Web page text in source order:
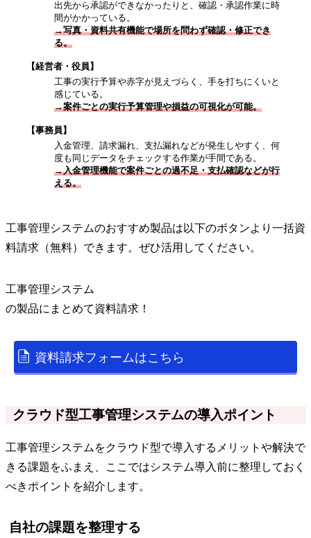
出先から承認ができなかったりと、確認・承認作業に時
間がかかっている。
→写真・資料共有機能で場所を問わず確認・修正でき
る。
【経営者・役員】
工事の実行予算や赤字が見えづらく、手を打ちにくいと
感じている。
→案件ごとの実行予算管理や損益の可視化が可能。
【事務員】
入金管理、請求漏れ、支払漏れなどが発生しやすく、何
度も同じデータをチェックする作業が手間である。
→入金管理機能で案件ごとの過不足・支払確認などが行
える。
工事管理システムのおすすめ製品は以下のボタンより一括資
料請求（無料）できます。ぜひ活用してください。
工事管理システム
の製品にまとめて資料請求！
資料請求フォームはこちら
クラウド型工事管理システムの導入ポイント
工事管理システムをクラウド型で導入するメリットや解決で
きる課題をふまえ、ここではシステム導入前に整理しておく
べきポイントを紹介します。
自社の課題を整理する